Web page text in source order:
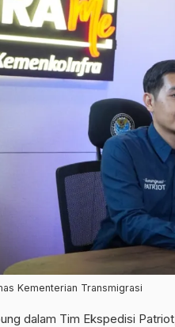
Kementerian Transmigrasi
dalam Tim Ekspedisi